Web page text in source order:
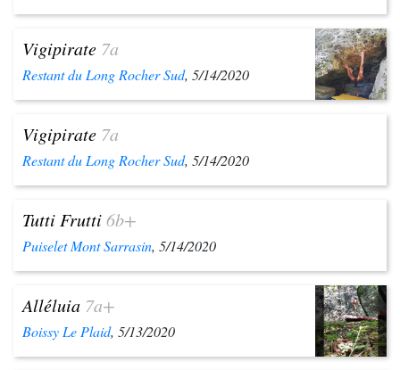
Vigipirate 7a
Restant du Long Rocher Sud, 5/14/2020
Vigipirate 7a
Restant du Long Rocher Sud, 5/14/2020
Tutti Frutti6b+
Puiselet Mont Sarrasin, 5/14/2020
Alléluia 7a+
Boissy Le Plaid, 5/13/2020